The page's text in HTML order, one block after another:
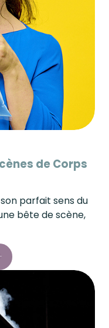
de Corps
parfait sens du
bête de scène,